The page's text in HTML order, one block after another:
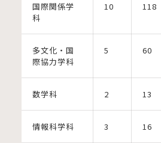
国際関係学
科
10 118
多文化・国
際協力学科
5 60
数学科 2 13
情報科学科 3 16